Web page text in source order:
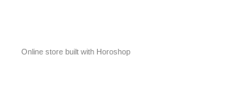
Online store built with Horoshop